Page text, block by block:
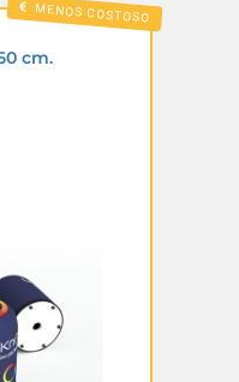
MENOS COSTOSO
cm.